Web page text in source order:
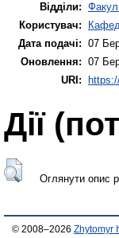
Відділи:
Користувач:
Дата подачі: 07
Оновлення: 07
URI:
Дії
Оглянути опис
© 2008–2026 Zhytomyr